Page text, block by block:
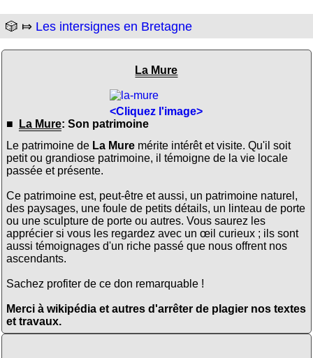
🎲 ⤇ Les intersignes en Bretagne
La Mure
<Cliquez l'image>
■
La Mure: Son patrimoine
Le patrimoine de La Muremérite intérêt et visite. Qu'il soit
petit ou grandiose patrimoine, il témoigne de la vie locale
passée et présente.
Ce patrimoine est, peut-être et aussi, un patrimoine naturel,
des paysages, une foule de petits détails, un linteau de porte
ou une sculpture de porte ou autres. Vous saurez les
apprécier si vous les regardez avec un œil curieux ; ils sont
aussi témoignages d'un riche passé que nous offrent nos
ascendants.
Sachez profiter de ce don remarquable !
Merci à wikipédia et autres d'arrêter de plagier nos textes
et travaux.